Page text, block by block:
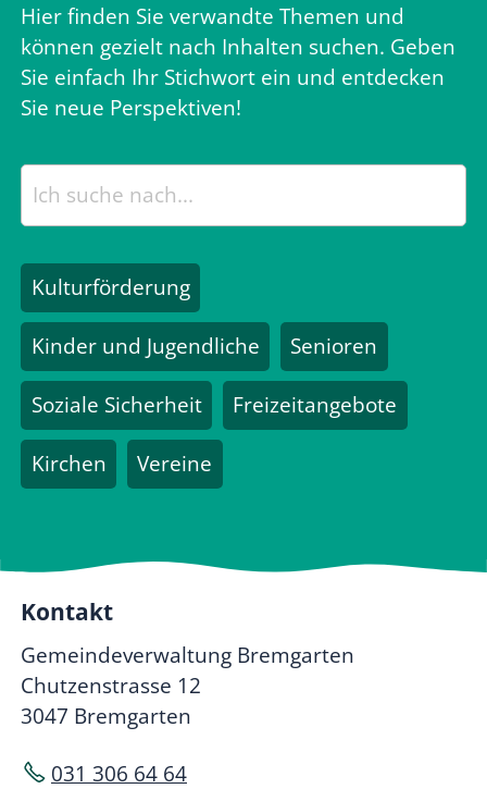
Hier finden Sie verwandte Themen und
können gezielt nach Inhalten suchen. Geben
Sie einfach Ihr Stichwort ein und entdecken
Sie neue Perspektiven!
Kulturförderung
Kinder und Jugendliche Senioren
Soziale Sicherheit Freizeitangebote
Kirchen Vereine
Kontakt
Gemeindeverwaltung Bremgarten
Chutzenstrasse 12
3047 Bremgarten
031 306 64 64